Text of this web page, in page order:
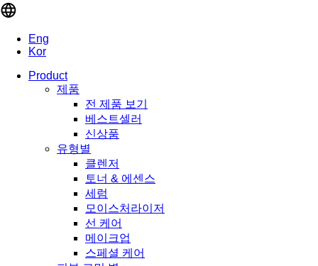
Eng
Kor
Product
제품
전 제품 보기
베스트셀러
신상품
유형별
클렌저
토너 & 에센스
세럼
모이스처라이저
선 케어
메이크업
스페셜 케어